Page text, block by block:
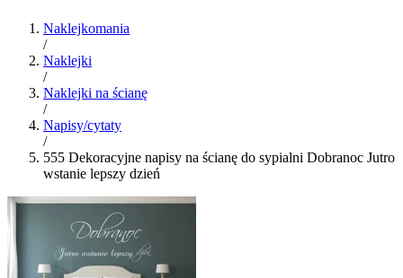
Naklejkomania
/
Naklejki
/
Naklejki na ścianę
/
Napisy/cytaty
/
555 Dekoracyjne napisy na ścianę do sypialni Dobranoc Jutro
wstanie lepszy dzień